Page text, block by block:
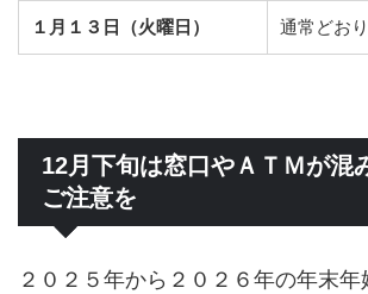
１月１３日（火曜日） 通常どおり
12月下旬は窓口やＡＴＭが混
ご注意を
２０２５年から２０２６年の年末